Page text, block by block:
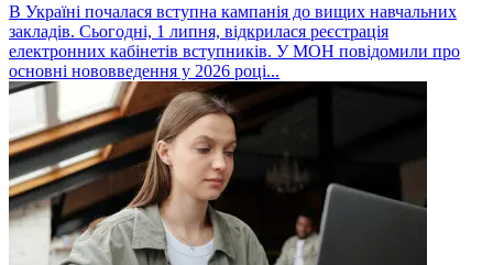
В Україні почалася вступна кампанія до вищих навчальних
закладів. Сьогодні, 1 липня, відкрилася реєстрація
електронних кабінетів вступників. У МОН повідомили про
основні нововведення у 2026 році...